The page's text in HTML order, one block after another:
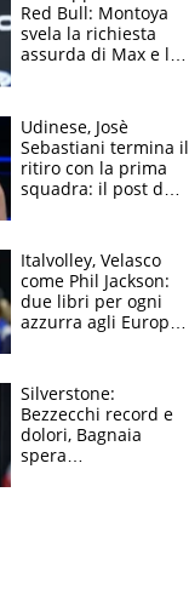
Red Bull: Montoya
svela la richiesta
assurda di Max e lo
McLaren siano
meglio?”
Udinese, Josè
Sebastiani termina il
ritiro con la prima
squadra: il post del
sfondo
Italvolley, Velasco
come Phil Jackson:
due libri per ogni
azzurra agli Europei.
Silverstone:
Bezzecchi record e
dolori, Bagnaia
spera